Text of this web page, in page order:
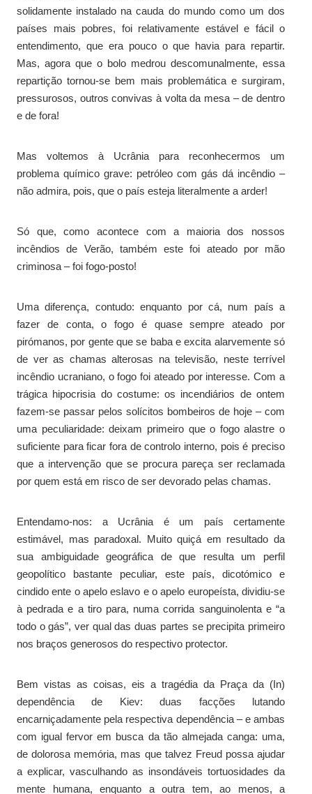
solidamente instalado na cauda do mundo como um dos
países mais pobres, foi relativamente estável e fácil o
entendimento, que era pouco o que havia para repartir.
Mas, agora que o bolo medrou descomunalmente, essa
repartição tornou-se bem mais problemática e surgiram,
pressurosos, outros convivas à volta da mesa – de dentro
e de fora!
Mas voltemos à Ucrânia para reconhecermos um
problema químico grave: petróleo com gás dá incêndio –
não admira, pois, que o país esteja literalmente a arder!
Só que, como acontece com a maioria dos nossos
incêndios de Verão, também este foi ateado por mão
criminosa – foi fogo-posto!
Uma diferença, contudo: enquanto por cá, num país a
fazer de conta, o fogo é quase sempre ateado por
pirómanos, por gente que se baba e excita alarvemente só
de ver as chamas alterosas na televisão, neste terrível
incêndio ucraniano, o fogo foi ateado por interesse. Com a
trágica hipocrisia do costume: os incendiários de ontem
fazem-se passar pelos solícitos bombeiros de hoje – com
uma peculiaridade: deixam primeiro que o fogo alastre o
suficiente para ficar fora de controlo interno, pois é preciso
que a intervenção que se procura pareça ser reclamada
por quem está em risco de ser devorado pelas chamas.
Entendamo-nos: a Ucrânia é um país certamente
estimável, mas paradoxal. Muito quiçá em resultado da
sua ambiguidade geográfica de que resulta um perfil
geopolítico bastante peculiar, este país, dicotómico e
cindido ente o apelo eslavo e o apelo europeísta, dividiu-se
à pedrada e a tiro para, numa corrida sanguinolenta e “a
todo o gás”, ver qual das duas partes se precipita primeiro
nos braços generosos do respectivo protector.
Bem vistas as coisas, eis a tragédia da Praça da (In)
dependência de Kiev: duas facções lutando
encarniçadamente pela respectiva dependência – e ambas
com igual fervor em busca da tão almejada canga: uma,
de dolorosa memória, mas que talvez Freud possa ajudar
a explicar, vasculhando as insondáveis tortuosidades da
mente humana, enquanto a outra tem, ao menos, a